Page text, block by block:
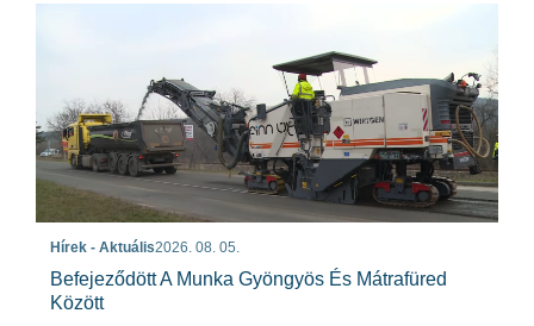
Hírek - Aktuális2026. 08. 05.
Befejeződött A Munka Gyöngyös És Mátrafüred
Között